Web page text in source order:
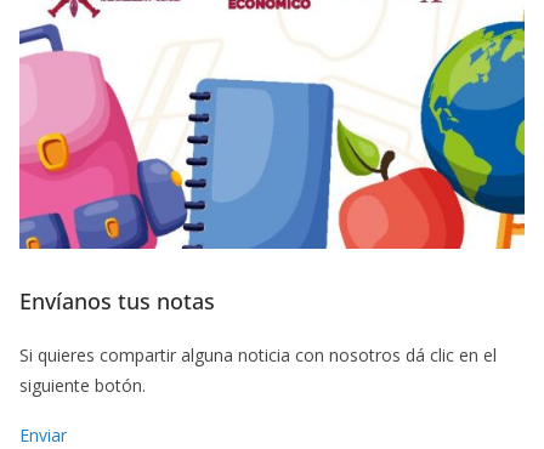
Envíanos tus notas
Si quieres compartir alguna noticia con nosotros dá clic en el
siguiente botón.
Enviar